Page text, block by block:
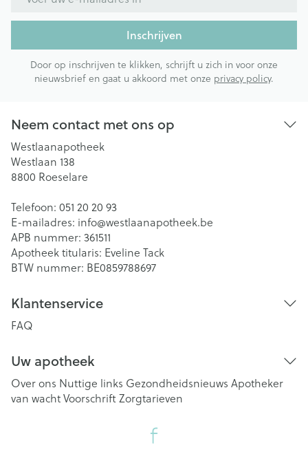
Inschrijven
Door op inschrijven te klikken, schrijft u zich in voor onze
nieuwsbrief en gaat u akkoord met onze privacy policy.
Neem contact met ons op
Westlaanapotheek
Westlaan 138
8800 Roeselare
Telefoon: 051 20 20 93
E-mailadres: info@westlaanapotheek.be
APB nummer: 361511
Apotheek titularis: Eveline Tack
BTW nummer: BE0859788697
Klantenservice
FAQ
Uw apotheek
Over ons Nuttige links Gezondheidsnieuws Apotheker
van wachtVoorschriftZorgtarieven